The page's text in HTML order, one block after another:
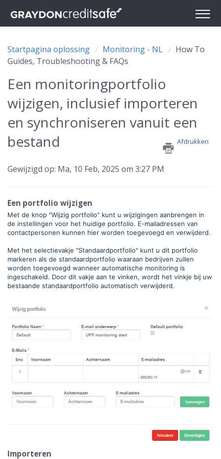
Startpagina oplossing Monitoring - NL
How To
Guides, Troubleshooting & FAQs
Een monitoringportfolio
wijzigen, inclusief importeren
en synchroniseren vanuit een
bestand
Afdrukken
Gewijzigd op: Ma, 10 Feb, 2025 om 3:27 PM
Een portfolio wijzigen
Met de knop "Wijzig portfolio" kunt u wijzigingen aanbrengen in
de instellingen voor het huidige portfolio. E-mailadressen van
contactpersonen kunnen hier worden toegevoegd en verwijderd.
Met het selectievakje "Standaardportfolio" kunt u dit portfolio
markeren als de standaardportfolio waaraan bedrijven zullen
worden toegevoegd wanneer automatische monitoring is
ingeschakeld. Door dit vakje aan te vinken, wordt het vinkje bij uw
bestaande standaardportfolio automatisch verwijderd.
Importeren